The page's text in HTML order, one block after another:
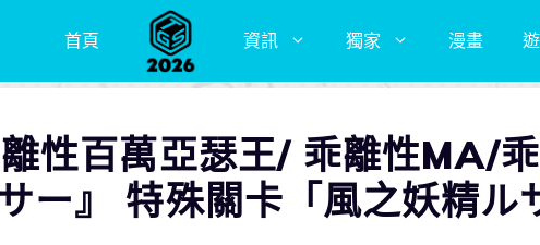
首頁 資訊 獨家 漫畫
離性百萬亞瑟王/ 乖離性MA/乖
ー』 特殊關卡「風之妖精ル